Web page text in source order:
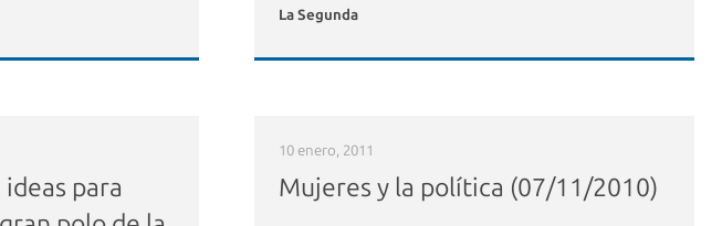
La Segunda
para
10 enero, 2011
Mujeres y la política (07/11/2010)